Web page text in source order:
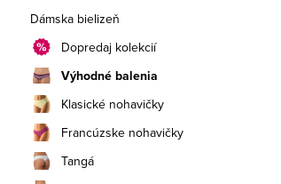
Dámska bielizeň
Dopredaj kolekcií
Výhodné balenia
Klasické nohavičky
Francúzske nohavičky
Tangá